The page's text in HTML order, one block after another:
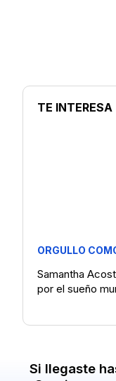
TE INTERESA
ORGULLO
Samantha
por el sueño
Si llegaste